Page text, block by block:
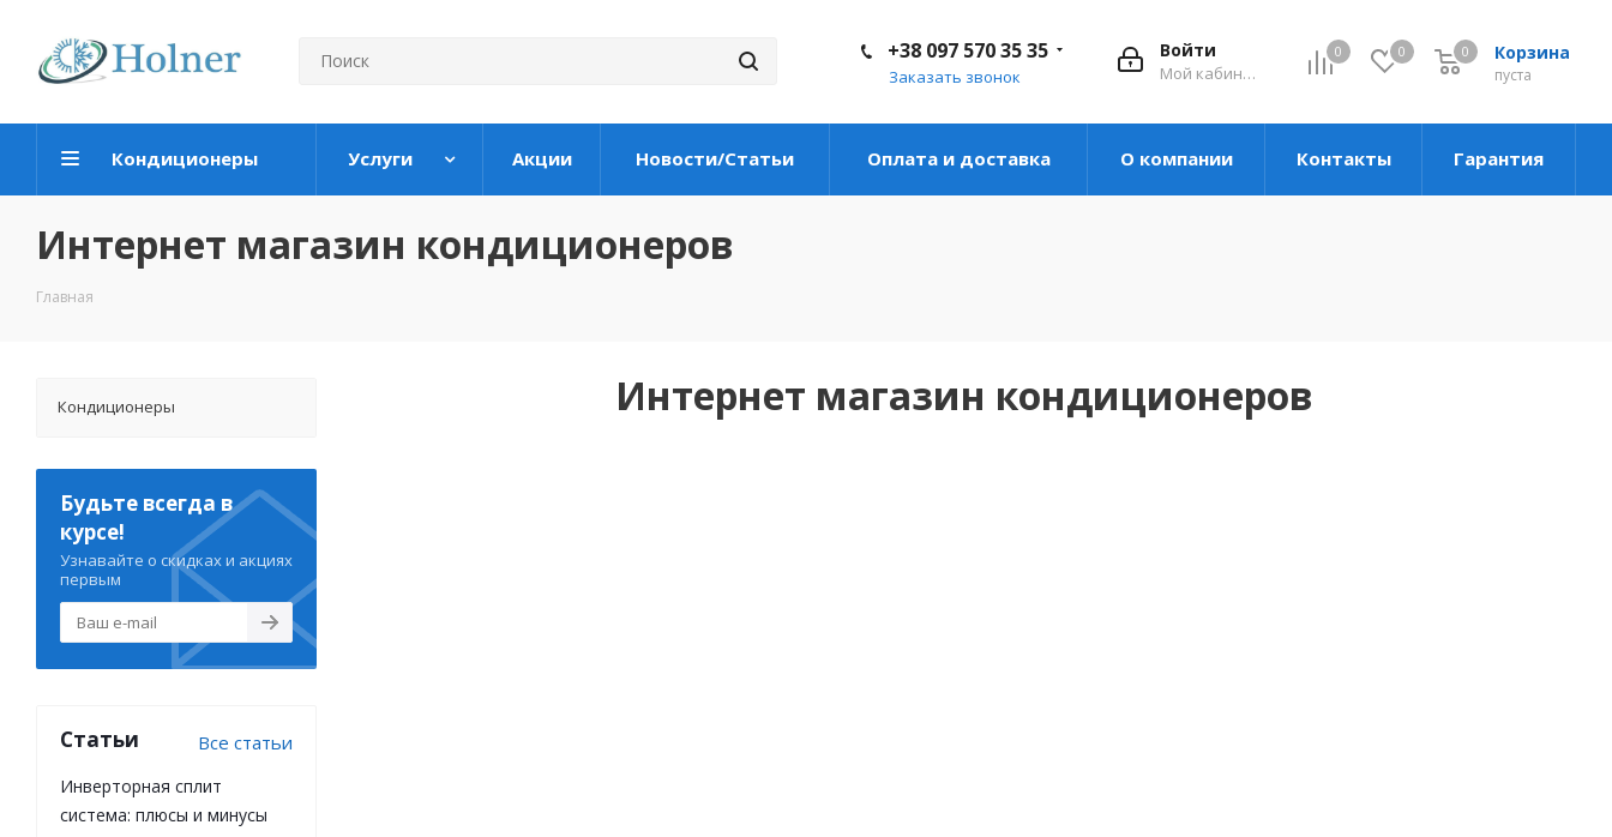
0 0 Корзина
пуста
0
Войти
Мой кабинет
+38 097 570 35 35
Заказать звонок
Кондиционеры Услуги Акции Новости/Статьи Оплата и доставка О компании Контакты Гарантия
Интернет магазин кондиционеров
Главная
Интернет магазин кондиционеров
Кондиционеры
Будьте всегда в
курсе!
Узнавайте о скидках и акциях
первым
Статьи Все статьи
Инверторная сплит
система: плюсы и минусы